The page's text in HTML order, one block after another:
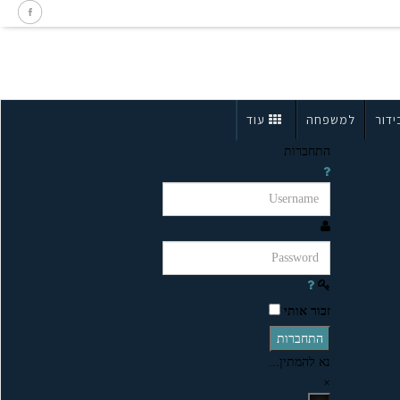
למשפחה עוד
התחברות
זכור אותי
התחברות
נא להמתין...
×